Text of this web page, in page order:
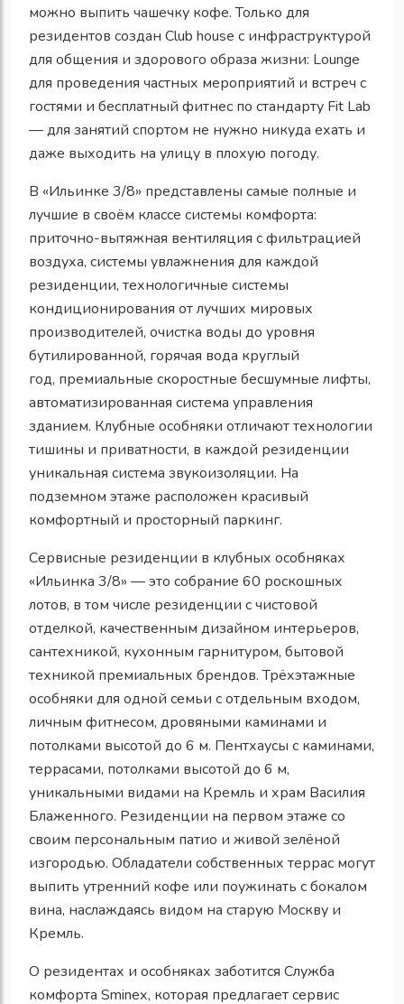
можно выпить чашечку кофе. Только для
резидентов создан Club house с инфраструктурой
для общения и здорового образа жизни: Lounge
для проведения частных мероприятий и встреч с
гостями и бесплатный фитнес по стандарту Fit Lab
— для занятий спортом не нужно никуда ехать и
даже выходить на улицу в плохую погоду.
В «Ильинке 3/8» представлены самые полные и
лучшие в своём классе системы комфорта:
приточно-вытяжная вентиляция с фильтрацией
воздуха, системы увлажнения для каждой
резиденции, технологичные системы
кондиционирования от лучших мировых
производителей, очистка воды до уровня
бутилированной, горячая вода круглый
год, премиальные скоростные бесшумные лифты,
автоматизированная система управления
зданием. Клубные особняки отличаюттехнологии
тишины и приватности, в каждой резиденции
уникальная система звукоизоляции. На
подземном этаже расположен красивый
комфортный и просторный паркинг.
Сервисные резиденции в клубных особняках
«Ильинка 3/8» — это собрание 60 роскошных
лотов, в том числе резиденции с чистовой
отделкой, качественным дизайном интерьеров,
сантехникой, кухонным гарнитуром, бытовой
техникой премиальных брендов.Трёхэтажные
особняки для одной семьи с отдельным входом,
личным фитнесом, дровяными каминами и
потолками высотой до 6 м. Пентхаусы с каминами,
террасами, потолками высотой до 6 м,
уникальными видами на Кремль и храм Василия
Блаженного. Резиденции на первом этаже со
своим персональным патио и живой зелёной
изгородью. Обладатели собственных террас могут
выпить утренний кофе или поужинать с бокалом
вина, наслаждаясь видом на старую Москву и
Кремль.
О резидентах и особняках заботится Служба
комфорта Smineх, которая предлагает сервис